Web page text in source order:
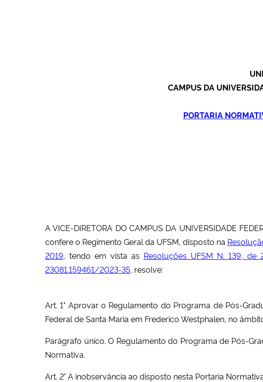
CAMPUS DA
PORTARIA
AVICE-DIRETORA DO CAMPUS DA UNIVERSIDADE
confere o Regimento Geral da UFSM, disposto na
2019, tendo em vista as Resoluções UFSM N. 139,
23081.159461/2023-35, resolve:
Art. 1° Aprovar o Regulamento do Programa de Pós-
Federal de Santa Maria em Frederico Westphalen, no
Parágrafo único. O Regulamento do Programa de Pós-
Normativa.
Art. 2° A inobservância ao disposto nesta Portaria